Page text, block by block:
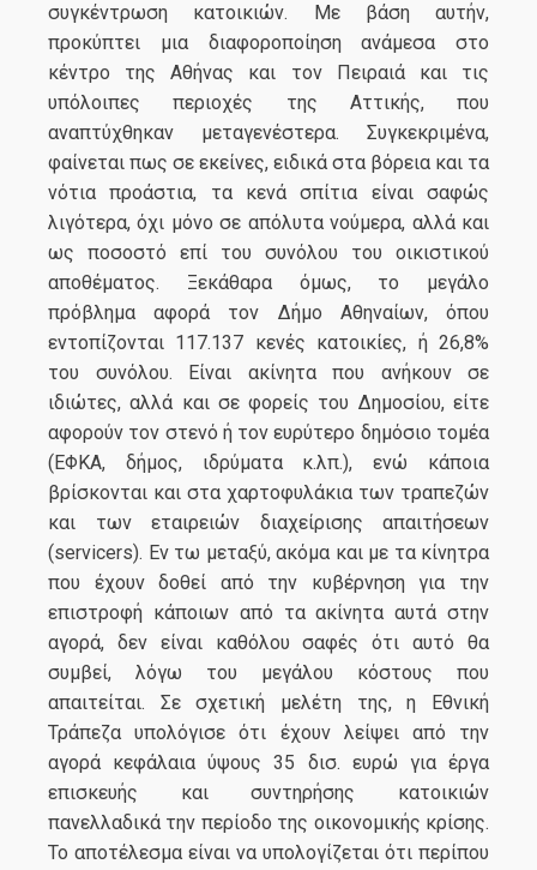
συγκέντρωση κατοικιών. Με βάση αυτήν,
προκύπτει μια διαφοροποίηση ανάμεσα στο
κέντρο της Αθήνας και τον Πειραιά και τις
υπόλοιπες περιοχές της Αττικής, που
αναπτύχθηκαν μεταγενέστερα. Συγκεκριμένα,
φαίνεται πως σε εκείνες, ειδικά στα βόρεια και τα
νότια προάστια, τα κενά σπίτια είναι σαφώς
λιγότερα, όχι μόνο σε απόλυτα νούμερα, αλλά και
ως ποσοστό επί του συνόλου του οικιστικού
αποθέματος. Ξεκάθαρα όμως, το μεγάλο
πρόβλημα αφορά τον Δήμο Αθηναίων, όπου
εντοπίζονται 117.137 κενές κατοικίες, ή 26,8%
του συνόλου. Είναι ακίνητα που ανήκουν σε
ιδιώτες, αλλά και σε φορείς του Δημοσίου, είτε
αφορούν τον στενό ή τον ευρύτερο δημόσιο τομέα
(ΕΦΚΑ, δήμος, ιδρύματα κ.λπ.), ενώ κάποια
βρίσκονται και στα χαρτοφυλάκια των τραπεζών
και των εταιρειών διαχείρισης απαιτήσεων
(servicers). Εν τω μεταξύ, ακόμα και με τα κίνητρα
που έχουν δοθεί από την κυβέρνηση για την
επιστροφή κάποιων από τα ακίνητα αυτά στην
αγορά, δεν είναι καθόλου σαφές ότι αυτό θα
συμβεί, λόγω του μεγάλου κόστους που
απαιτείται. Σε σχετική μελέτη της, η Εθνική
Τράπεζα υπολόγισε ότι έχουν λείψει από την
αγορά κεφάλαια ύψους 35 δισ. ευρώ για έργα
επισκευής και συντηρήσης κατοικιών
πανελλαδικά την περίοδο της οικονομικής κρίσης.
Το αποτέλεσμα είναι να υπολογίζεται ότι περίπου